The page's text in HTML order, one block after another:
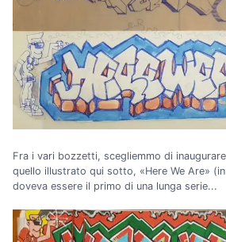
Fra i vari bozzetti, scegliemmo di
quello illustrato qui sotto, «Here We Are»
doveva essere il primo di una lunga serie...